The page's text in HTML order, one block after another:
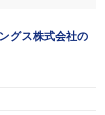
グス株式会社の